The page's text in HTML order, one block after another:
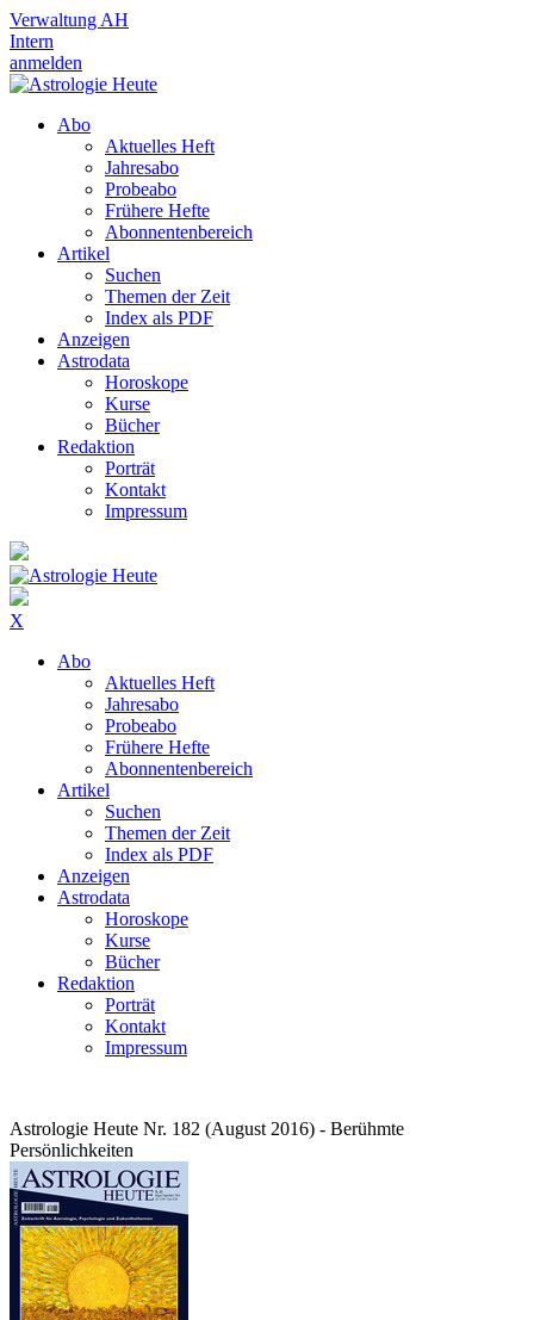
Verwaltung AH
Intern
anmelden
Abo
Aktuelles Heft
Jahresabo
Probeabo
Frühere Hefte
Abonnentenbereich
Artikel
Suchen
Themen der Zeit
Index als PDF
Anzeigen
Astrodata
Horoskope
Kurse
Bücher
Redaktion
Porträt
Kontakt
Impressum
X
Abo
Aktuelles Heft
Jahresabo
Probeabo
Frühere Hefte
Abonnentenbereich
Artikel
Suchen
Themen der Zeit
Index als PDF
Anzeigen
Astrodata
Horoskope
Kurse
Bücher
Redaktion
Porträt
Kontakt
Impressum
Astrologie Heute Nr. 182 (August 2016) - Berühmte
Persönlichkeiten